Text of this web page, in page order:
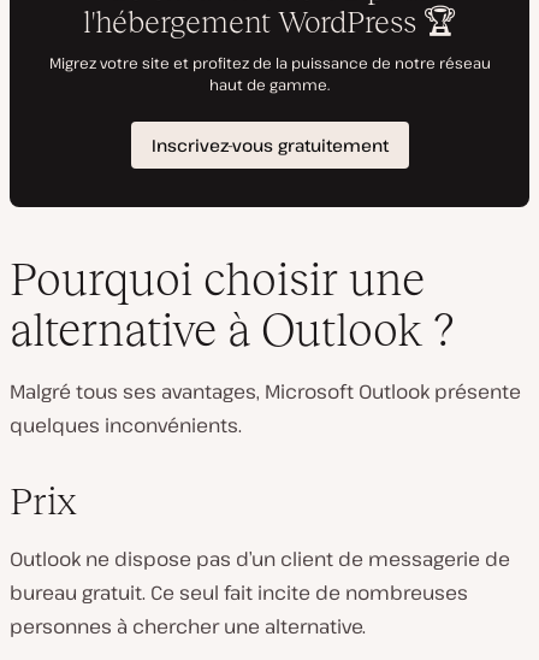
Pourquoi choisir une
alternative à Outlook ?
Malgré tous ses avantages, Microsoft Outlook présente
quelques inconvénients.
Prix
Outlook ne dispose pas d’un client de messagerie de
bureau gratuit. Ce seul fait incite de nombreuses
personnes à chercher une alternative.